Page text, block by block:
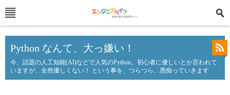
Python なんて、大っ嫌い！
今、話題の人工知能(AI)などで人気のPython。初心者に優しいとか言われて
いますが、全然優しくない！ という事を、つらつら、愚痴っていきます